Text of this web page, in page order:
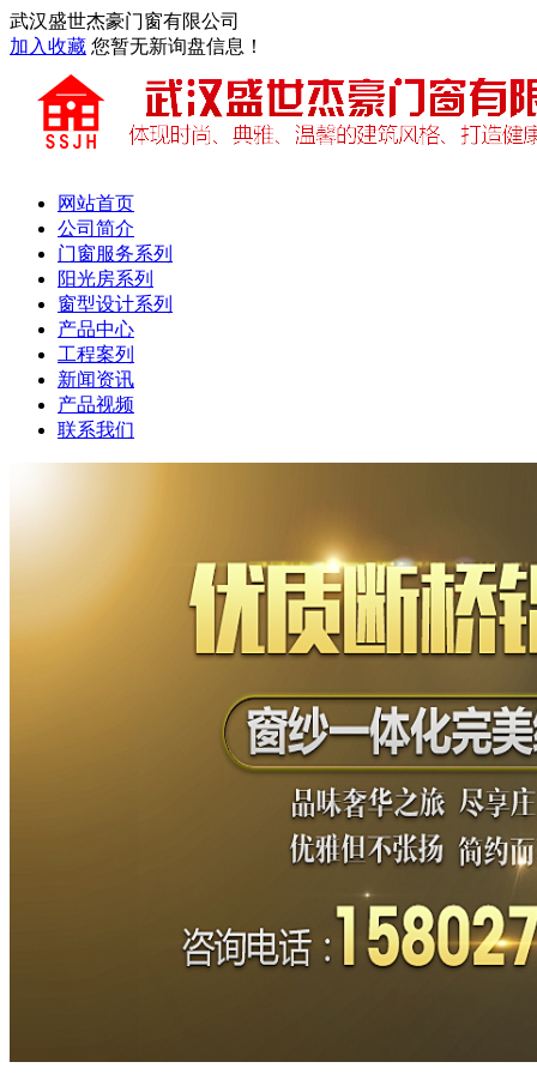
武汉盛世杰豪门窗有限公司
加入收藏 您暂无新询盘信息！
网站首页
公司简介
门窗服务系列
阳光房系列
窗型设计系列
产品中心
工程案列
新闻资讯
产品视频
联系我们